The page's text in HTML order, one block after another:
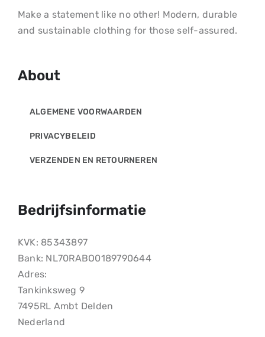
Make a statement like no other! Modern, durable
and sustainable clothing for those self-assured.
About
ALGEMENE VOORWAARDEN
PRIVACYBELEID
VERZENDEN EN RETOURNEREN
Bedrijfsinformatie
KVK: 85343897
Bank: NL70RABO0189790644
Adres:
Tankinksweg 9
7495RL Ambt Delden
Nederland